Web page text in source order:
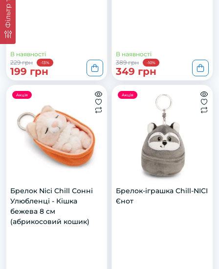
В наявності
229 грн
-13%
199 грн
В наявності
389 грн
-10%
349 грн
Акція
Брелок Nici Chill Сонні
Улюбленці - Кішка
бежева 8 см
(абрикосовий кошик)
Акція
Брелок-іграшка Chill-NICI
Єнот